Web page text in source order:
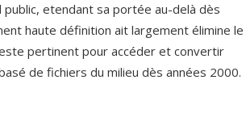
etendant sa portée au-delà dès
haute définition ait largement élimine le
pertinent pour accéder et convertir
de fichiers du milieu dès années 2000.